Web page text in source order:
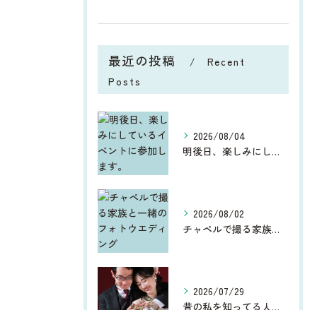
最近の投稿
Recent
Posts
2026/08/04
明後日、楽しみにしているイベントに参加します。
2026/08/02
チャペルで撮る家族と一緒のフォトウエディング
2026/07/29
昔の私を知ってる人からしたら、今、お宮参りや七五三、ウエディ...